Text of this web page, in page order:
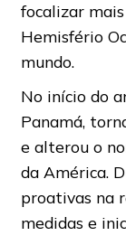
focalizar
Hemisfério
mundo.
No início do
Panamá,
e alterou o
da América.
proativas na
medidas e